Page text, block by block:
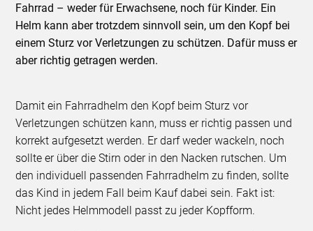
Fahrrad – weder für Erwachsene, noch für Kinder. Ein
Helm kann aber trotzdem sinnvoll sein, um den Kopf bei
einem Sturz vor Verletzungen zu schützen. Dafür muss er
aber richtig getragen werden.
Damit ein Fahrradhelm den Kopf beim Sturz vor
Verletzungen schützen kann, muss er richtig passen und
korrekt aufgesetzt werden. Er darf weder wackeln, noch
sollte er über die Stirn oder in den Nacken rutschen. Um
den individuell passenden Fahrradhelm zu finden, sollte
das Kind in jedem Fall beim Kauf dabei sein. Fakt ist:
Nicht jedes Helmmodell passt zu jeder Kopfform.